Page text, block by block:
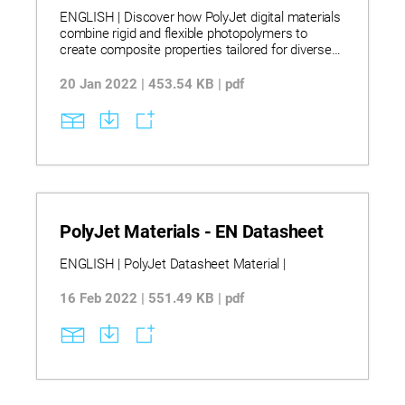
ENGLISH | Discover how PolyJet digital materials
combine rigid and flexible photopolymers to
create composite properties tailored for diverse
how varying combinations of base and secondary
characteristics, including tensile strength,
elongation, hardness, and thermal resistance.
transparent, rubber-like, high-temperature, and
material selection and performance expectations.
20 Jan 2022 | 453.54 KB | pdf
PolyJet Materials - EN Datasheet
ENGLISH | PolyJet Datasheet Material |
16 Feb 2022 | 551.49 KB | pdf